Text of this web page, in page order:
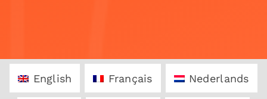
English Français Nederlands